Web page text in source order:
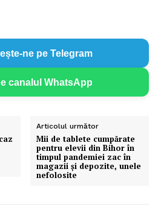
ne pe Telegram
canalul WhatsApp
Articolul următor
Mii de tablete cumpărate
pentru elevii din Bihor în
timpul pandemiei zac în
magazii și depozite, unele
nefolosite